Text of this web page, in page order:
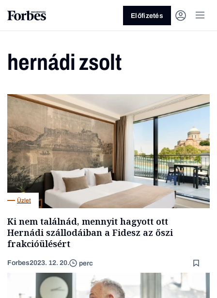
Vagy fedezze fel a következő
témákat
Üzlet Pénz Legyél jobb!
Előfizetés
hernádi zsolt
Üzlet
Ki nem találnád, mennyit hagyott ott
Hernádi szállodáiban a Fidesz az őszi
frakcióülésért
Forbes2023. 12. 20. perc